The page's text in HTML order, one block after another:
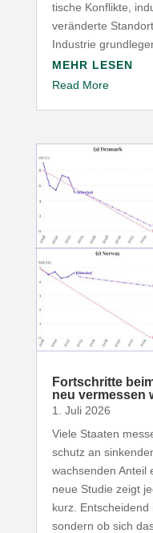
tische Konflikte,
verän­derte
Industrie
MEHR LESEN
Read More
Fort­schritte
neu vermessen
1. Juli 2026
Viele Staaten
schutz an
wach­senden Anteil
neue Studie zeigt
kurz. Entscheidend
sondern ob sich